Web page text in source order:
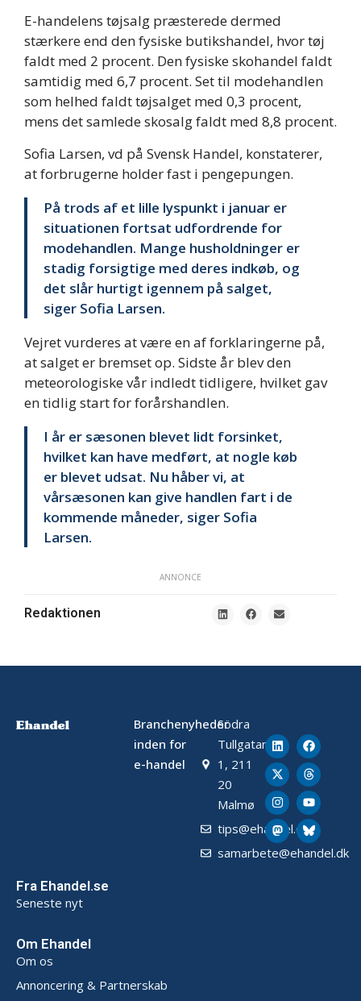
E-handelens tøjsalg præsterede dermed
stærkere end den fysiske butikshandel, hvor tøj
faldt med 2 procent. Den fysiske skohandel faldt
samtidig med 6,7 procent. Set til modehandlen
som helhed faldt tøjsalget med 0,3 procent,
mens det samlede skosalg faldt med 8,8 procent.
Sofia Larsen, vd på Svensk Handel, konstaterer,
at forbrugerne holder fast i pengepungen.
På trods af et lille lyspunkt i januar er
situationen fortsat udfordrende for
modehandlen. Mange husholdninger er
stadig forsigtige med deres indkøb, og
det slår hurtigt igennem på salget,
siger Sofia Larsen.
Vejret vurderes at være en af forklaringerne på,
at salget er bremset op. Sidste år blev den
meteorologiske vår indledt tidligere, hvilket gav
en tidlig start for forårshandlen.
I år er sæsonen blevet lidt forsinket,
hvilket kan have medført, at nogle køb
er blevet udsat. Nu håber vi, at
vårsæsonen kan give handlen fart i de
kommende måneder, siger Sofia
Larsen.
ANNONCE
Redaktionen
Branchenyheder
inden for
e-handel
Södra
Tullgatan
1, 211
20
Malmø
tips@ehandel.dk
samarbete@ehandel.dk
Fra Ehandel.se
Seneste nyt
Om Ehandel
Om os
Annoncering & Partnerskab